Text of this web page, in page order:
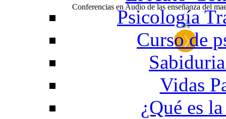
Conferencias en Audio de las enseñanza del
Psicología
Curso de
Vidas
¿Qué es